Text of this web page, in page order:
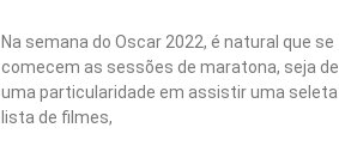
Na semana do Oscar 2022, é natural que se
comecem as sessões de maratona, seja de
uma particularidade em assistir uma seleta
lista de filmes,